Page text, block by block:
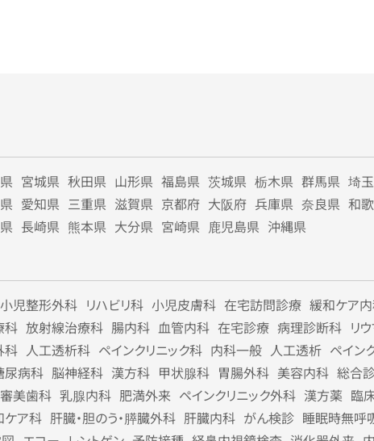
宮城県 秋田県 山形県 福島県 茨城県 栃木県 群馬県 埼
愛知県 三重県 滋賀県 京都府 大阪府 兵庫県 奈良県 和
長崎県 熊本県 大分県 宮崎県 鹿児島県 沖縄県
小児整形外科 リハビリ科 小児皮膚科 在宅訪問診療 緩和ケア
科 放射線治療科 腸内科 血管内科 在宅診療 病理診断科 リ
科 人工透析科 ペインクリニック科 内科一般 人工透析 ペイン
尿病科 脳神経科 漢方科 甲状腺科 胃腸外科 美容内科 総合
審美歯科 乳腺内科 肥満外来 ペインクリニック外科 漢方薬 臨
ケア科 肝臓・胆のう・膵臓外科 肝臓内科 がん検診 睡眠時無呼